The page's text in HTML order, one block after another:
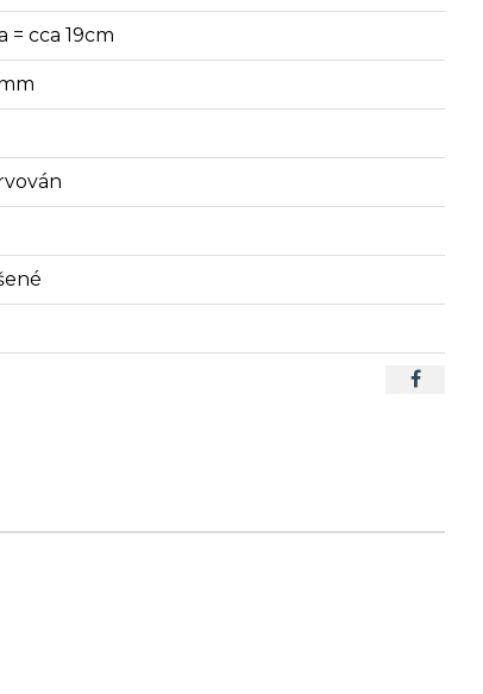
= cca 19cm